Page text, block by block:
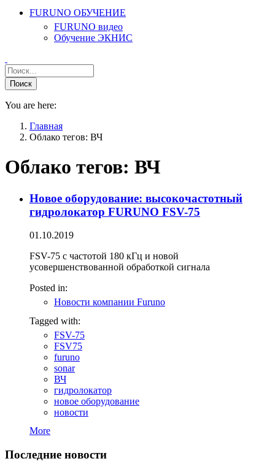
FURUNO ОБУЧЕНИЕ
FURUNO видео
Обучение ЭКНИС
You are here:
Главная
Облако тегов: ВЧ
Облако тегов: ВЧ
Новое оборудование: высокочастотный
гидролокатор FURUNO FSV-75
01.10.2019
FSV-75 с частотой 180 кГц и новой
усовершенствованной обработкой сигнала
Posted in:
Новости компании Furuno
Tagged with:
FSV-75
FSV75
furuno
sonar
ВЧ
гидролокатор
новое оборудование
новости
More
Последние новости